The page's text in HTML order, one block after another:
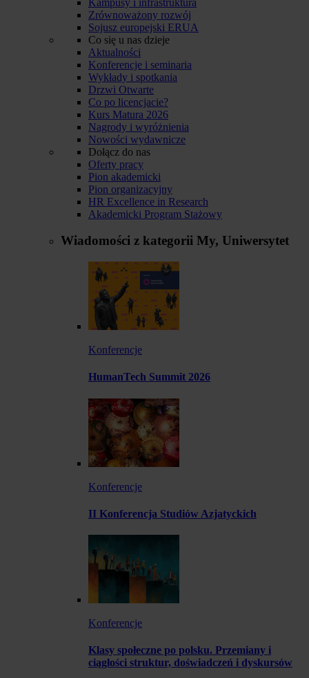
Zrównoważony rozwój
Sojusz europejski ERUA
Co się u nas dzieje
Aktualności
Konferencje i seminaria
Wykłady i spotkania
Drzwi Otwarte
Co po licencjacie?
Kurs Matura 2026
Nagrody i wyróżnienia
Nowości wydawnicze
Dołącz do nas
Oferty pracy
Pion akademicki
Pion organizacyjny
HR Excellence in Research
Akademicki Program Stażowy
Wiadomości z kategorii My, Uniwersytet
Konferencje
HumanTech Summit 2026
Konferencje
II Konferencja Studiów Azjatyckich
Konferencje
Klasy społeczne po polsku. Przemiany i
ciągłości struktur, doświadczeń i dyskursów